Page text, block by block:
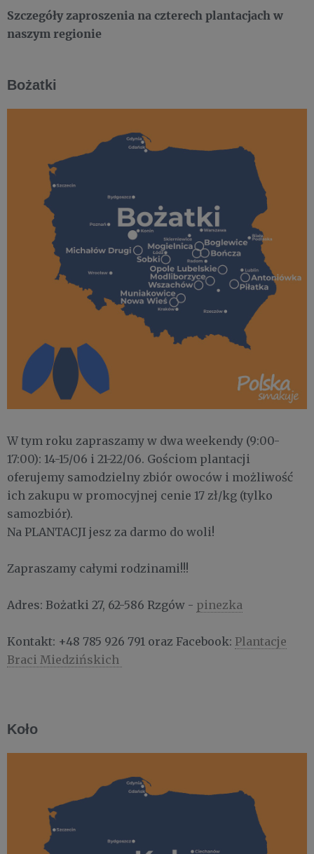
Szczegóły zaproszenia na czterech plantacjach w
naszym regionie
Bożatki
W tym roku zapraszamy w dwa weekendy (9:00-
17:00): 14-15/06 i 21-22/06. Gościom plantacji
oferujemy samodzielny zbiór owoców i możliwość
ich zakupu w promocyjnej cenie 17 zł/kg (tylko
samozbiór).
Na PLANTACJI jesz za darmo do woli!
Zapraszamy całymi rodzinami!!!
Adres: Bożatki 27, 62-586 Rzgów - pinezka
Kontakt: +48 785 926 791 oraz Facebook: Plantacje
Braci Miedzińskich
Koło